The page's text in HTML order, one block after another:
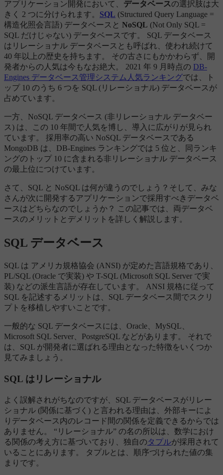
アプリケーション開発において、 データベースの選択肢は大
きく 2 つに分けられます。 SQL (Structured Query Language =
構造化照会言語) データベースと NoSQL (Not Only SQL =
SQL だけじゃない) データベースです。 SQL データベース
はリレーショナル データベースとも呼ばれ、使われ続けて
40 年以上の歴史を持ちます。 その古さにもかかわらず、開
発者からの人気は今もなお絶大。 2021 年 9 月時点の DB-
Engines データベース管理システム人気ランキングでは、ト
ップ 10 のうち 6 つを SQL (リレーショナル) データベースが
占めています。
一方、NoSQL データベース (非リレーショナル データベー
ス) は、この 10 年間で人気を博し、導入に広がりが見られ
ています。 採用率の高い NoSQL データベースである
MongoDB は、DB-Engines ランキングでは 5 位と、同ランキ
ングのトップ 10 に含まれる非リレーショナル データベース
の最上位につけています。
さて、SQL と NoSQL は何が違うのでしょう？そして、みな
さんが次に開発するアプリケーションで採用すべきデータベ
ースはどちらなのでしょうか？ この記事では、両データベ
ースのメリットとデメリットを詳しく解説します。
SQL データベース
SQL は アメリカ規格協会 (ANSI) が定めた言語規格であり、
PL/SQL (Oracle で実装) や T-SQL (Microsoft SQL Server で実
装) などの派生言語が存在しています。 ANSI 規格に従って
SQL を記述するメリットは、SQL データベース間でスクリ
プトを移植しやすいことです。
一般的な SQL データベースには、Oracle、MySQL、
Microsoft SQL Server、PostgreSQL などがあります。 それで
は、SQL が開発者に選ばれる理由となった特徴をいくつか
見てみましょう。
SQL はリレーショナル
よく誤解されがちなのですが、SQL データベースがリレー
ショナル (関係に基づく) と言われる理由は、外部キーによ
りデータベース内のレコード間の関係を定義できるからでは
ありません。 “リレーショナル” の名の所以は、数学におけ
る関係の考え方に基づいており、独自のタプルが採用されて
いることにあります。 タプルとは、順序づけられた値の集
まりです。